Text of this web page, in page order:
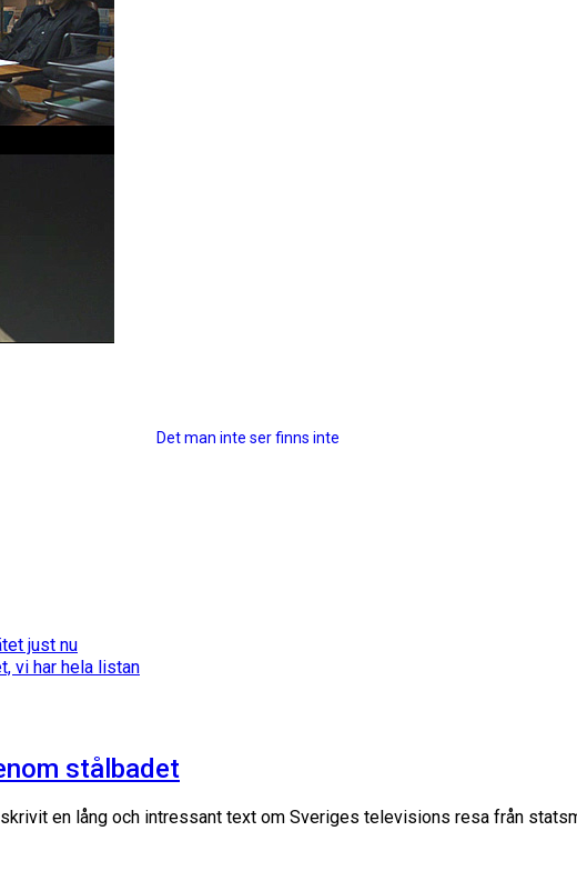
Det man inte ser finns inte
just nu
vi har hela listan
stålbadet
en lång och intressant text om Sveriges televisions resa från